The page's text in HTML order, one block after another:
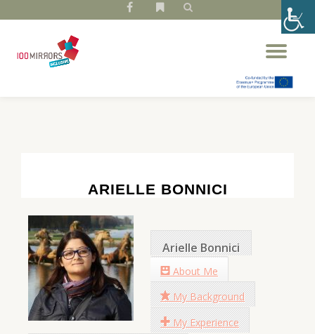
fa-
fa-
ARIELLE BONNICI
Arielle Bonnici
About Me
My Background
My Experience